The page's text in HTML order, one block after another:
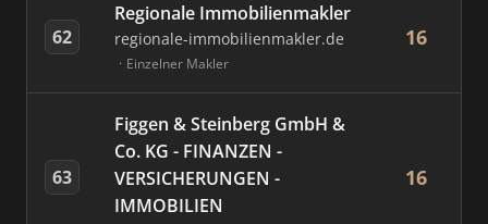
62
Regionale Immobilienmakler
regionale-immobilienmakler.de
Einzelner Makler
16
63
Figgen & Steinberg GmbH &
Co. KG - FINANZEN -
VERSICHERUNGEN -
IMMOBILIEN
16